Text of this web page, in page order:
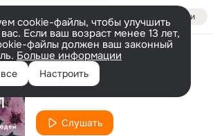
Войти
cookie-файлы, чтобы улучшить
Если ваш возраст менее 13 лет,
файлы должен ваш законный
Больше информации
Настроить
Города
Слушать